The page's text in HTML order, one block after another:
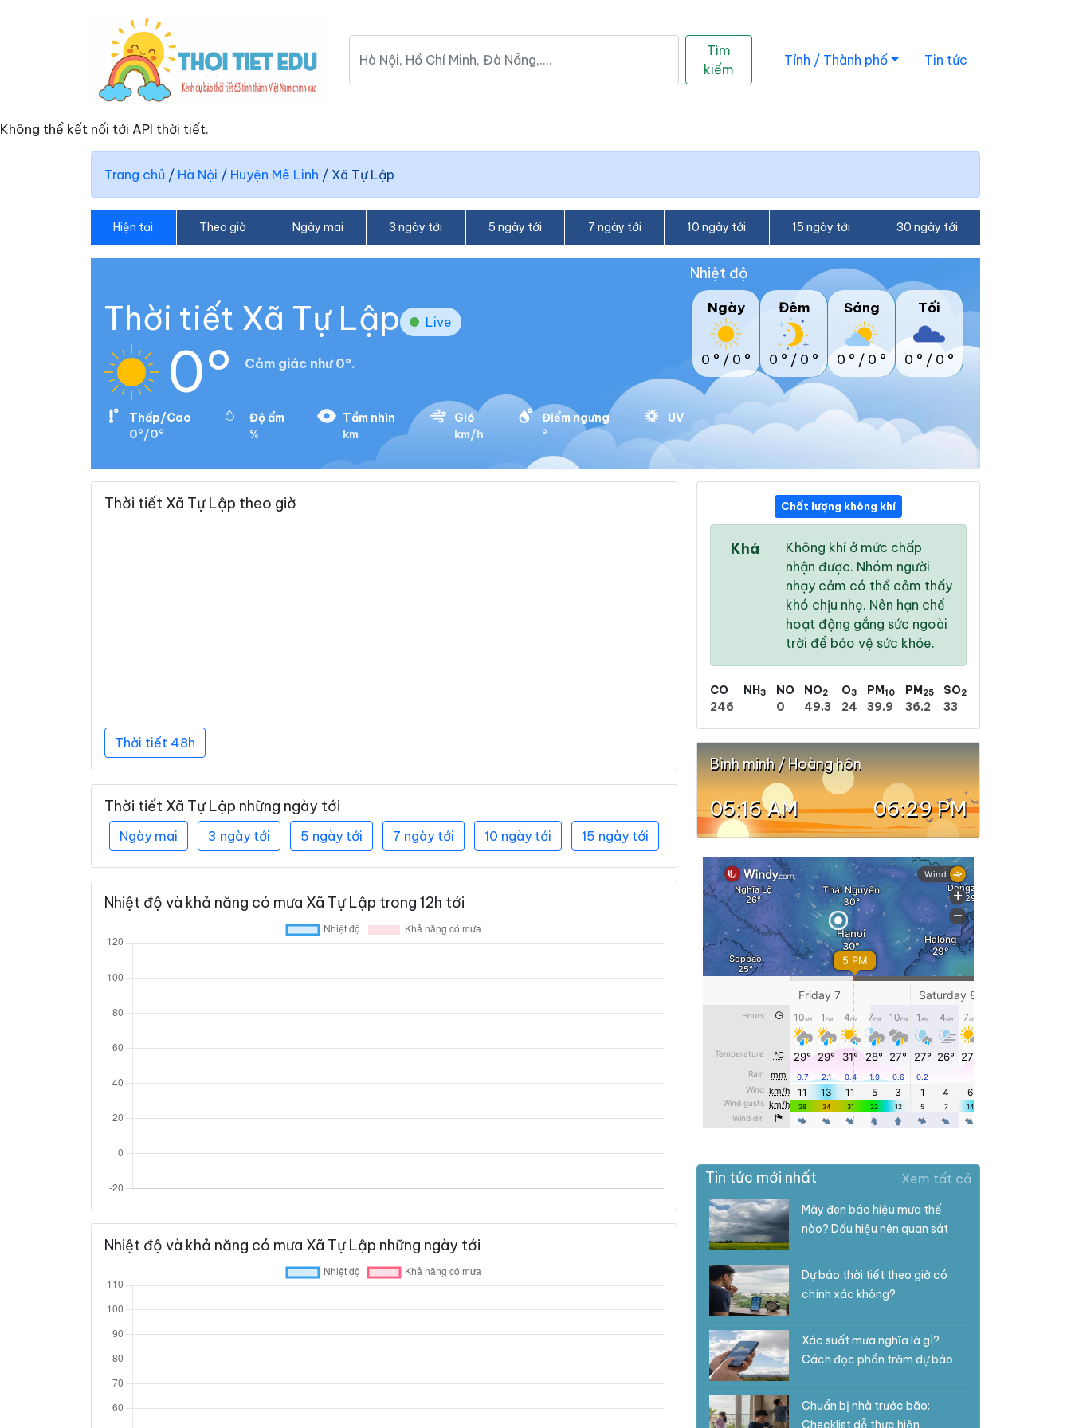
Tìm
kiếm
Tỉnh / Thành phố Tin tức
Không thể kết nối tới API thời tiết.
Trang chủ / Hà Nội / Huyện Mê Linh / Xã Tự Lập
Hiện tại Theo giờ Ngày mai 3 ngày tới 5 ngày tới 7 ngày tới 10 ngày tới 15 ngày tới 30 ngày tới
Thời tiết Xã Tự Lập Live
0° Cảm giác như 0°.
Thấp/Cao
0°/0°
Độ ẩm
%
Tầm nhìn
km
Gió
km/h
Điểm ngưng
°
UV
Nhiệt độ
Ngày
0 ° / 0 °
Đêm
0 ° / 0 °
Sáng
0 ° / 0 °
Tối
0 ° / 0 °
Thời tiết Xã Tự Lập theo giờ
Thời tiết 48h
Thời tiết Xã Tự Lập những ngày tới
Ngày mai 3 ngày tới 5 ngày tới 7 ngày tới 10 ngày tới 15 ngày tới
Nhiệt độ và khả năng có mưa Xã Tự Lập trong 12h tới
Nhiệt độ và khả năng có mưa Xã Tự Lập những ngày tới
Chất lượng không khí
Khá
Không khí ở mức chấp
nhận được. Nhóm người
nhạy cảm có thể cảm thấy
khó chịu nhẹ. Nên hạn chế
hoạt động gắng sức ngoài
trời để bảo vệ sức khỏe.
CO
246
NH3
NO
0
NO2
49.3
O3
24
PM10
39.9
PM25
36.2
SO2
33
Bình minh / Hoàng hôn
05:16 AM 06:29 PM
Tin tức mới nhất Xem tất cả
Mây đen báo hiệu mưa thế
nào? Dấu hiệu nên quan sát
Dự báo thời tiết theo giờ có
chính xác không?
Xác suất mưa nghĩa là gì?
Cách đọc phần trăm dự báo
Chuẩn bị nhà trước bão:
Checklist dễ thực hiện